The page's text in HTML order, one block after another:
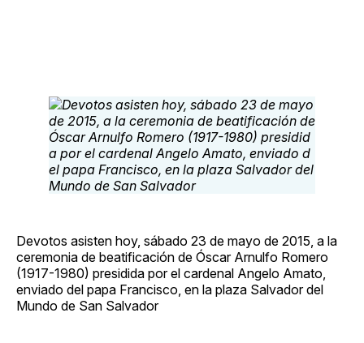
Devotos asisten hoy, sábado 23 de mayo de 2015, a la
ceremonia de beatificación de Óscar Arnulfo Romero
(1917-1980) presidida por el cardenal Angelo Amato,
enviado del papa Francisco, en la plaza Salvador del
Mundo de San Salvador